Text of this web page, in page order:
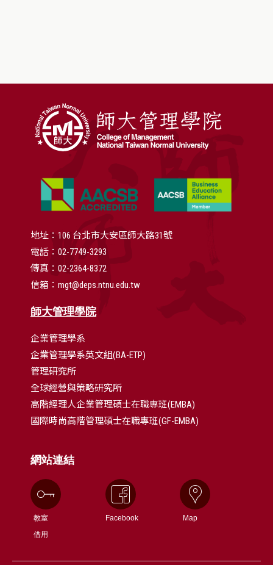
地址：106 台北市大安區師大路31號
電話：02-7749-3293
傳真：02-2364-8372
信箱：mgt@deps.ntnu.edu.tw
師大管理學院
企業管理學系
企業管理學系英文組(BA-ETP)
管理研究所
全球經營與策略研究所
高階經理人企業管理碩士在職專班(EMBA)
國際時尚高階管理碩士在職專班(GF-EMBA)
網站連結
教室
借用
Facebook Map